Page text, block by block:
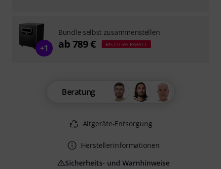
Beratung
Altgeräte-Entsorgung
Herstellerinformationen
Sicherheits- und Warnhinweise
+1
Bundle selbst zusammenstellen
ab 789 € BIS ZU 5% RABATT